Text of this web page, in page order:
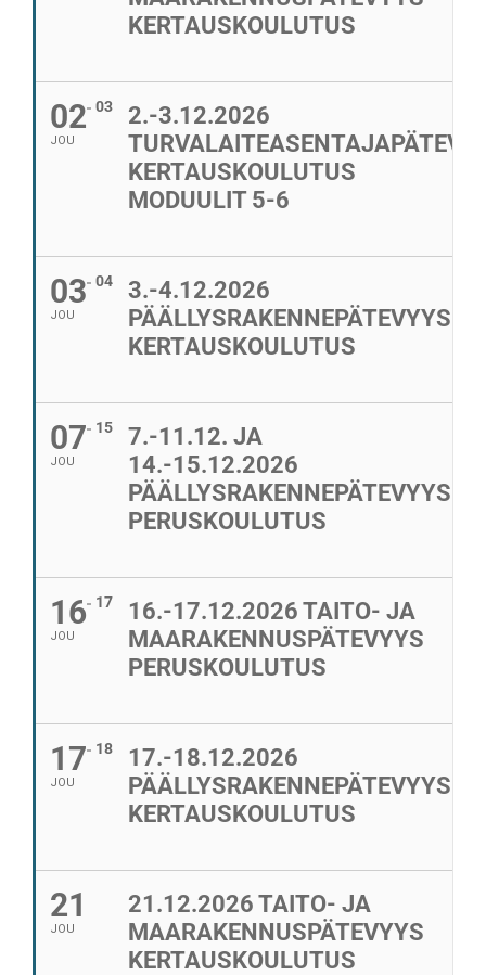
KERTAUSKOULUTUS
02
JOU
03
2.-3.12.2026
KERTAUSKOULUTUS
MODUULIT 5-6
03
JOU
04
3.-4.12.2026
PÄÄLLYSRAKENNEPÄTEVYYS
KERTAUSKOULUTUS
07
JOU
15
7.-11.12. JA
14.-15.12.2026
PÄÄLLYSRAKENNEPÄTEVYYS
PERUSKOULUTUS
16
JOU
17
16.-17.12.2026 TAITO- JA
MAARAKENNUSPÄTEVYYS
PERUSKOULUTUS
17
JOU
18
17.-18.12.2026
PÄÄLLYSRAKENNEPÄTEVYYS
KERTAUSKOULUTUS
21
JOU
21.12.2026 TAITO- JA
MAARAKENNUSPÄTEVYYS
KERTAUSKOULUTUS